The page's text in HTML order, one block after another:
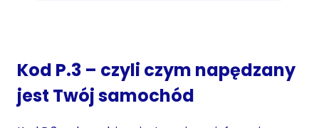
Kod P.3 – czyli czym napędzany
jest Twój samochód